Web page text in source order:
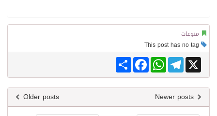
منوعات
Share
FacebookWhatsAppTelegram X
Older posts